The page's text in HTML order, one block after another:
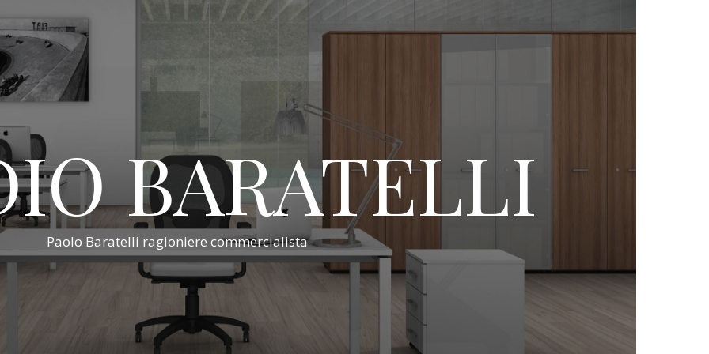
BARATELLI
Paolo Baratelli ragioniere commercialista